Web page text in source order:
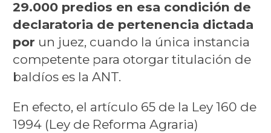
29.000 predios en esa condición de
declaratoria de pertenencia dictada
por un juez, cuando la única instancia
competente para otorgar titulación de
baldíos es la ANT.
En efecto, el artículo 65 de la Ley 160 de
1994 (Ley de Reforma Agraria)